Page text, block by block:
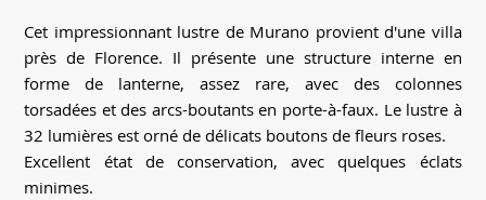
Cet impressionnant lustre de Murano provient d'une villa
près de Florence. Il présente une structure interne en
forme de lanterne, assez rare, avec des colonnes
torsadées et des arcs-boutants en porte-à-faux. Le lustre à
32 lumières est orné de délicats boutons de fleurs roses.
Excellent état de conservation, avec quelques éclats
minimes.